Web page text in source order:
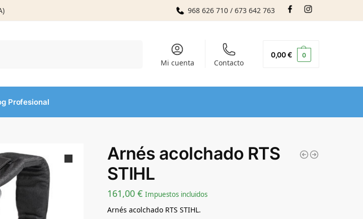
968 626 710 / 673 642 763
Mi cuenta Contacto
0,00€ 0
Profesional
Arnés acolchado RTS
STIHL
161,00 € Impuestos incluidos
Arnés acolchado RTS STIHL.